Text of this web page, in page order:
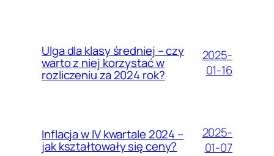
Ulga dla klasy średniej – czy
warto z niej korzystać w
rozliczeniu za 2024 rok?
2025-
01-16
Inflacja w IV kwartale 2024 –
jak kształtowały się ceny?
2025-
01-07